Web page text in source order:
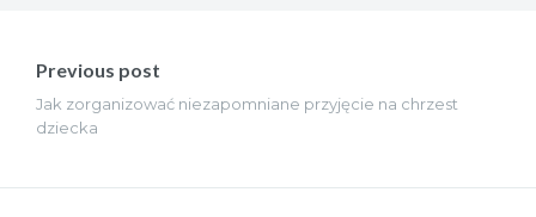
wpisu
Previous post
Jak zorganizować niezapomniane przyjęcie na chrzest
dziecka